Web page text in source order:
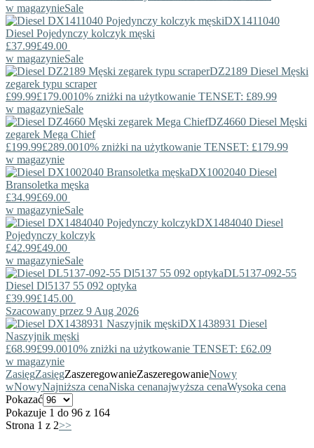
w magazynieSale
DX1411040
Diesel Pojedynczy kolczyk męski
£37.99£49.00
w magazynieSale
DZ2189 Diesel Męski
zegarek typu scraper
£99.99£179.0010% zniżki na użytkowanie TENSET: £89.99
w magazynieSale
DZ4660 Diesel Męski
zegarek Mega Chief
£199.99£289.0010% zniżki na użytkowanie TENSET: £179.99
w magazynie
DX1002040 Diesel
Bransoletka męska
£34.99£69.00
w magazynieSale
DX1484040 Diesel
Pojedynczy kolczyk
£42.99£49.00
w magazynieSale
DL5137-092-55
Diesel Dl5137 55 092 optyka
£39.99£145.00
Szacowany przez 9 Aug 2026
DX1438931 Diesel
Naszyjnik męski
£68.99£99.0010% zniżki na użytkowanie TENSET: £62.09
w magazynie
ZasięgZasięgZaszeregowanieZaszeregowanieNowy
wNowyNajniższa cenaNiska cenanajwyższa cenaWysoka cena
Pokazać
Pokazuje 1 do 96 z 164
Strona 1 z 2>>